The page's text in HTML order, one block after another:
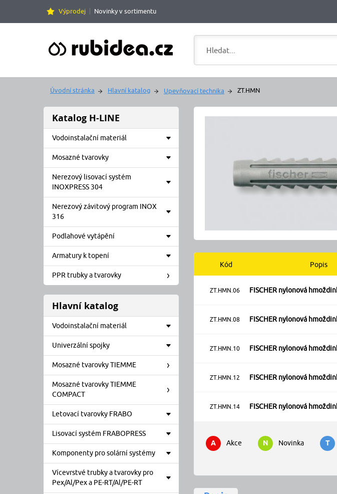
Kód Popis
ZT.HMN.06 FISCHER nylonová
ZT.HMN.08 FISCHER nylonová
ZT.HMN.10 FISCHER nylonová
ZT.HMN.12 FISCHER nylonová
ZT.HMN.14 FISCHER nylonová
A Akce N Novinka T
Úvodní stránka Hlavní katalog Upevňovací technika ZT.HMN
Výprodej Novinky v sortimentu
Katalog H-LINE
Vodoinstalační materiál
Mosazné tvarovky
Nerezový lisovací systém
INOXPRESS 304
Nerezový závitový program INOX
316
Podlahové vytápění
Armatury k topení
PPR trubky a tvarovky
Hlavní katalog
Vodoinstalační materiál
Univerzální spojky
Mosazné tvarovky TIEMME
Mosazné tvarovky TIEMME
COMPACT
Letovací tvarovky FRABO
Lisovací systém FRABOPRESS
Komponenty pro solární systémy
Vícevrstvé trubky a tvarovky pro
Pex/Al/Pex a PE-RT/Al/PE-RT